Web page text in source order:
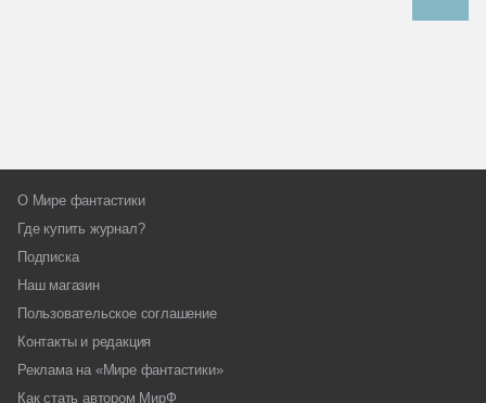
О Мире фантастики
Где купить журнал?
Подписка
Наш магазин
Пользовательское соглашение
Контакты и редакция
Реклама на «Мире фантастики»
Как стать автором МирФ